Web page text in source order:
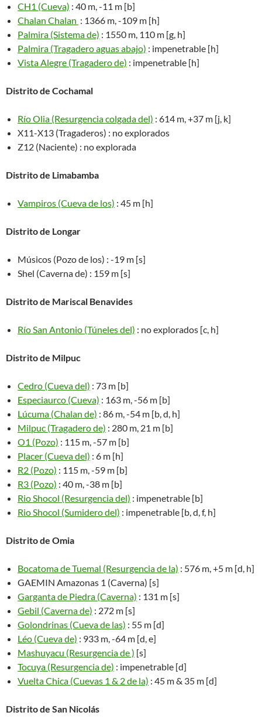
CH1 (Cueva) : 40 m, -11 m [b]
Chalan Chalan : 1366 m, -109 m [h]
Palmira (Sistema de) : 1550 m, 110 m [g, h]
Palmira (Tragadero aguas abajo) : impenetrable [h]
Vista Alegre (Tragadero de) : impenetrable [h]
Distrito de Cochamal
Río Olia (Resurgencia colgada del) : 614 m, +37 m [j, k]
X11-X13 (Tragaderos) : no explorados
Z12 (Naciente) : no explorada
Distrito de Limabamba
Vampiros (Cueva de los) : 45 m [h]
Distrito de Longar
Músicos (Pozo de los) : -19 m [s]
Shel (Caverna de) : 159 m [s]
Distrito de Mariscal Benavides
Río San Antonio (Túneles del) : no explorados [c, h]
Distrito de Milpuc
Cedro (Cueva del) : 73 m [b]
Especiaurco (Cueva) : 163 m, -56 m [b]
Lúcuma (Chalan de) : 86 m, -54 m [b, d, h]
Milpuc (Tragadero de) : 280 m, 21 m [b]
O1 (Pozo) : 115 m, -57 m [b]
Placer (Cueva del) : 6 m [h]
R2 (Pozo) : 115 m, -59 m [b]
R3 (Pozo) : 40 m, -38 m [b]
Rio Shocol (Resurgencia del) : impenetrable [b]
Rio Shocol (Sumidero del) : impenetrable [b, d, f, h]
Distrito de Omia
Bocatoma de Tuemal (Resurgencia de la) : 576 m, +5 m [d, h]
GAEMIN Amazonas 1 (Caverna) [s]
Garganta de Piedra (Caverna) : 131 m [s]
Gebil (Caverna de) : 272 m [s]
Golondrinas (Cueva de las) : 55 m [d]
Léo (Cueva de) : 933 m, -64 m [d, e]
Mashuyacu (Resurgencia de ) [s]
Tocuya (Resurgencia de) : impenetrable [d]
Vuelta Chica (Cuevas 1 & 2 de la) : 45 m & 35 m [d]
Distrito de San Nicolás